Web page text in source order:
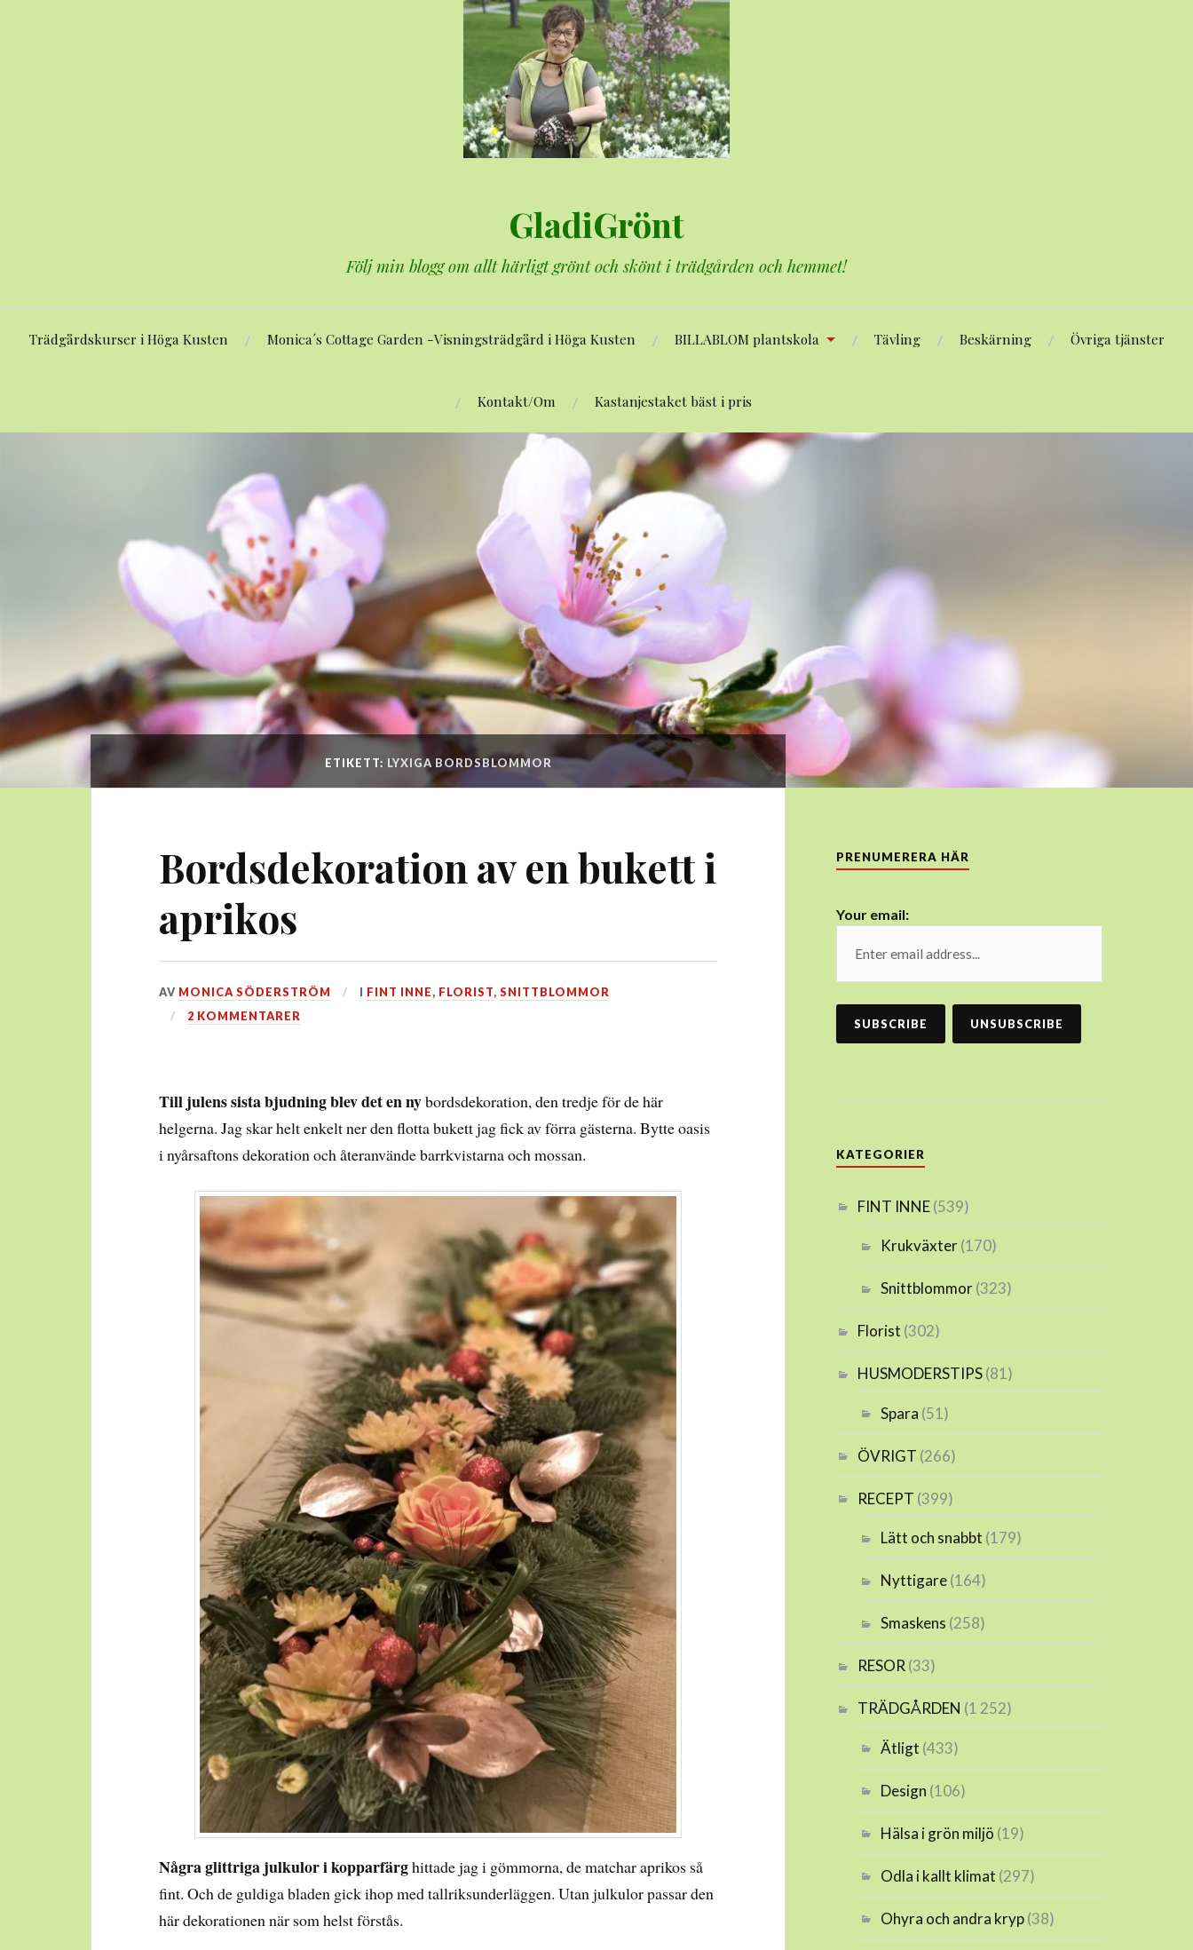
GladiGrönt
Följ min blogg om allt härligt grönt och skönt i trädgården och hemmet!
Trädgårdskurser i Höga Kusten Monica´s Cottage Garden -Visningsträdgård i Höga Kusten BILLABLOM plantskola Tävling Beskärning Övriga tjänster
Kontakt/Om Kastanjestaket bäst i pris
ETIKETT: LYXIGA BORDSBLOMMOR
Bordsdekoration av en bukett i
aprikos
DEN
AV MONICA SÖDERSTRÖM I FINT INNE, FLORIST, SNITTBLOMMOR
2 KOMMENTARER
Till julens sista bjudning blev det en nybordsdekoration, den tredje för de här
helgerna. Jag skar helt enkelt ner den flotta bukett jag fick av förra gästerna. Bytte oasis
i nyårsaftons dekoration och återanvände barrkvistarna och mossan.
Några glittriga julkulor i kopparfärghittade jag i gömmorna, de matchar aprikos så
fint. Och de guldiga bladen gick ihop med tallriksunderläggen. Utan julkulor passar den
här dekorationen när som helst förstås.
PRENUMERERA HÄR
Your email:
KATEGORIER
FINT INNE(539)
Krukväxter(170)
Snittblommor(323)
Florist (302)
HUSMODERSTIPS(81)
Spara (51)
ÖVRIGT (266)
RECEPT (399)
Lätt och snabbt (179)
Nyttigare(164)
Smaskens (258)
RESOR (33)
TRÄDGÅRDEN (1 252)
Ätligt (433)
Design (106)
Hälsa i grön miljö (19)
Odla i kallt klimat (297)
Ohyra och andra kryp(38)